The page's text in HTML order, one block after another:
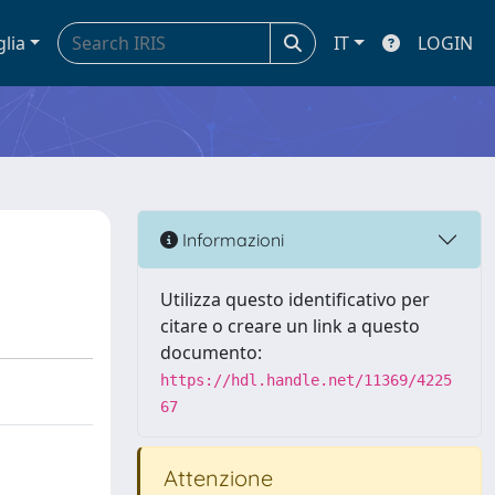
IT LOGIN
Informazioni
Utilizza questo identificativo per
citare o creare un link a questo
documento:
https://hdl.handle.net/11369/4225
67
Attenzione